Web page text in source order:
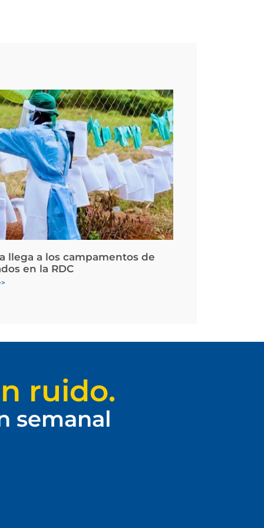
llega a los campamentos de
en la RDC
ruido.
semanal